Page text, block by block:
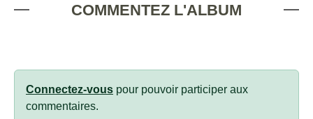
COMMENTEZ L'ALBUM
Connectez-vous pour pouvoir participer aux
commentaires.